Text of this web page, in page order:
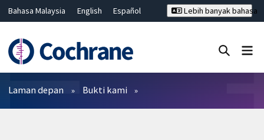
Bahasa Malaysia English
Español
Hrvatski
Deutsch ไทย
繁體中文
简体中文
Lebih banyak bahasa
Penapis
Laman depan Bukti kami